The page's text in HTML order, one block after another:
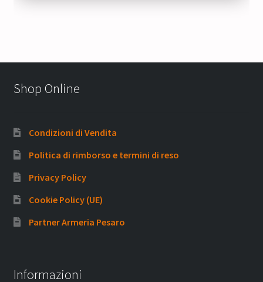
Shop Online
Condizioni di Vendita
Politica di rimborso e termini di reso
Privacy Policy
Cookie Policy (UE)
Partner Armeria Pesaro
Informazioni